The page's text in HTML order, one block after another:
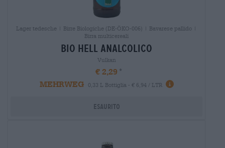
Lager tedesche | Birre Biologiche (DE-ÖKO-006) | Bavarese pallido |
Birra multicereali
bio hell analcolico
Vulkan
€ 2,29
MEHRWEG
0,33 L Bottiglia - € 6,94 / LTR
Esaurito